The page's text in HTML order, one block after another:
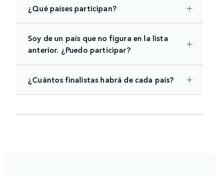
¿Qué países participan?
Soy de un país que no figura en la lista
anterior. ¿Puedo participar?
¿Cuántos finalistas habrá de cada país?